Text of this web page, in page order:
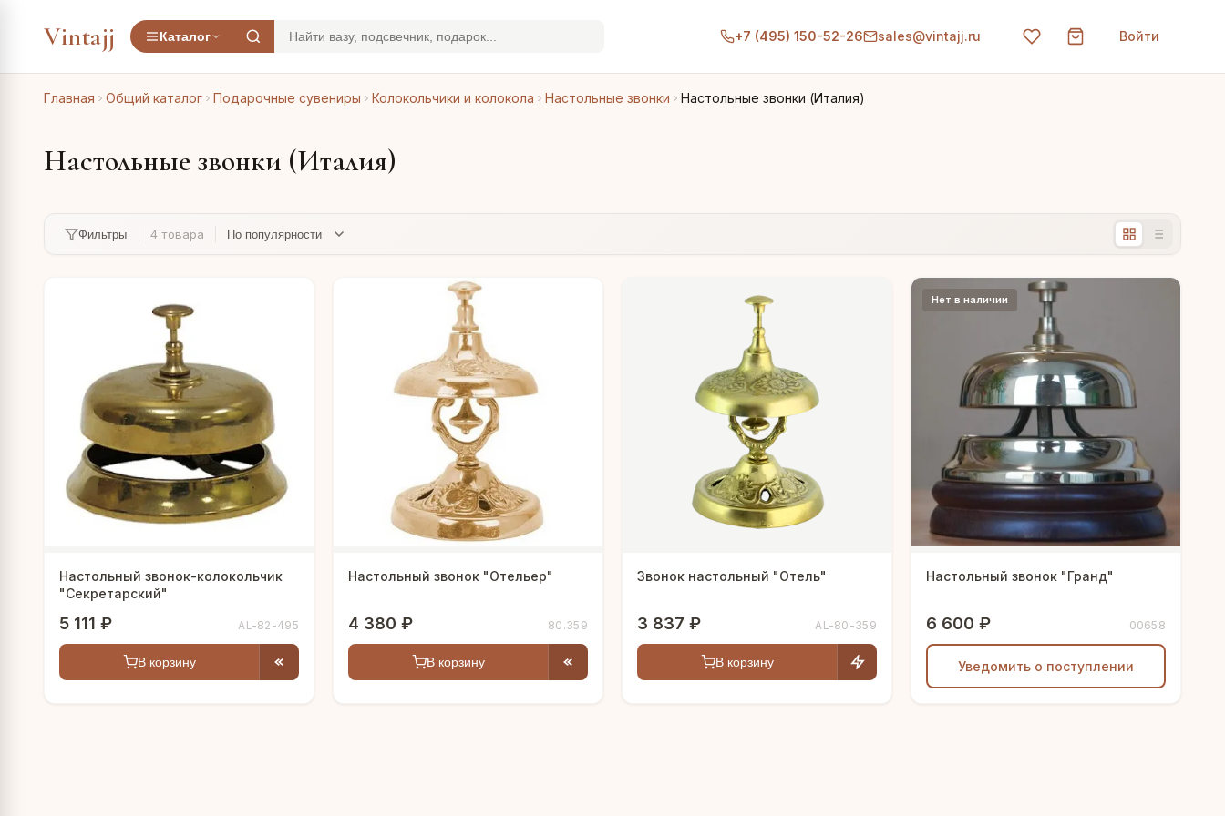
Vintajj Каталог +7 (495) 150-52-26 sales@vintajj.ru Войти
Главная Общий каталог Подарочные сувениры Колокольчики и колокола Настольные звонки Настольные звонки (Италия)
Настольные звонки (Италия)
Фильтры 4 товара
Настольный звонок-колокольчик
"Секретарский"
5 111 ₽ AL-82-495
В корзину
Настольный звонок "Отельер"
4 380 ₽ 80.359
В корзину
Звонок настольный "Отель"
3 837 ₽ AL-80-359
В корзину
Нет в наличии
Настольный звонок "Гранд"
6 600 ₽ 00658
Уведомить о поступлении